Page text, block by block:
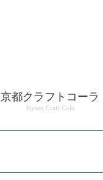
京都クラフトコーラ
Kyoto Craft Cola